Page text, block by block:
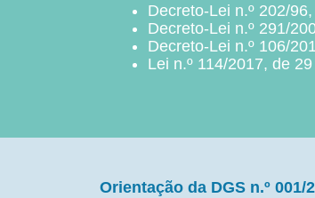
Decreto-Lei n.º 202/
Decreto-Lei n.º 291/
Decreto-Lei n.º 106/
Lei n.º 114/2017, de
Orientação da DGS n.º 001/